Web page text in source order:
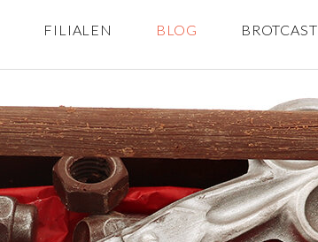
FILIALEN BLOG BROTCAST